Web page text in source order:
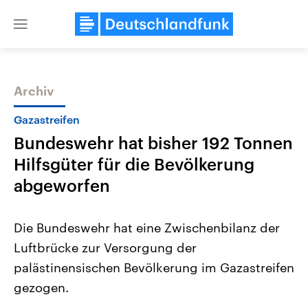
Close
Themen
2026
Alle Informationen
Sachsen-Anhalt wählt am 6.
September 2026 einen neuen
Landtag. Seit 2021 wird das
Aktuelle Beiträge,
Hintergründe
Wirtschaftlich und
Archiv
Gazastreifen
Bundeswehr hat bisher 192 Tonnen
Hilfsgüter für die Bevölkerung
abgeworfen
Die Bundeswehr hat eine Zwischenbilanz der
Luftbrücke zur Versorgung der
palästinensischen Bevölkerung im Gazastreifen
gezogen.